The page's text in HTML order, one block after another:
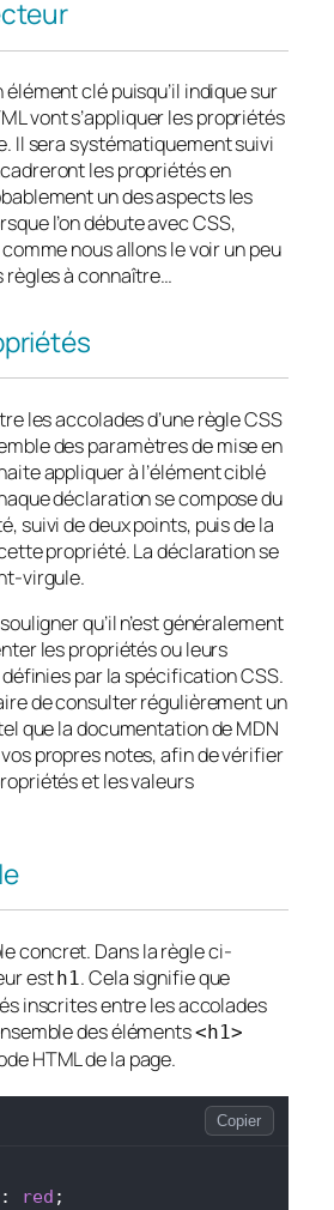
clé puisqu’il indique sur
vont s’appliquer les propriétés
Il sera systématiquement suivi
les propriétés en
un des aspects les
l’on débute avec CSS,
comme nous allons le voir un peu
règles à connaître…
les accolades d’une règle CSS
des paramètres de mise en
appliquer à l’élément ciblé
déclaration se compose du
suivi de deux points, puis de la
propriété. La déclaration se
virgule.
qu’il n’est généralement
les propriétés ou leurs
par la spécification CSS.
de consulter régulièrement un
que la documentation de MDN
propres notes, afin de vérifier
et les valeurs
concret. Dans la règle ci-
esth1. Cela signifie que
inscrites entre les accolades
des éléments<h1>
HTML de la page.
Copier
: red ;